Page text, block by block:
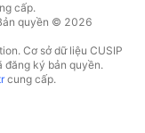
cấp.
quyền © 2026
Cơ sở dữ liệu CUSIP
đăng ký bản quyền.
cung cấp.